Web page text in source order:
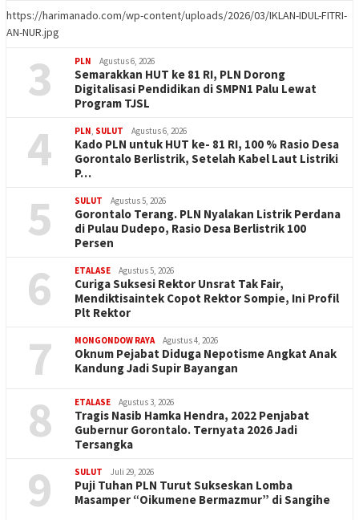
https://harimanado.com/wp-content/uploads/2026/03/IKLAN-IDUL-FITRI-
AN-NUR.jpg
3 PLN Agustus 6, 2026
Semarakkan HUT ke 81 RI, PLN Dorong
Digitalisasi Pendidikan di SMPN1 Palu Lewat
Program TJSL
4 PLN, SULUT Agustus 6, 2026
Kado PLN untuk HUT ke- 81 RI, 100 % Rasio Desa
Gorontalo Berlistrik, Setelah Kabel Laut Listriki
P…
5 SULUT Agustus 5, 2026
Gorontalo Terang. PLN Nyalakan Listrik Perdana
di Pulau Dudepo, Rasio Desa Berlistrik 100
Persen
6 ETALASE Agustus 5, 2026
Curiga Suksesi Rektor Unsrat Tak Fair,
Mendiktisaintek Copot Rektor Sompie, Ini Profil
Plt Rektor
7 MONGONDOW RAYA Agustus 4, 2026
Oknum Pejabat Diduga Nepotisme Angkat Anak
Kandung Jadi Supir Bayangan
8 ETALASE Agustus 3, 2026
Tragis Nasib Hamka Hendra, 2022 Penjabat
Gubernur Gorontalo. Ternyata 2026 Jadi
Tersangka
9 SULUT Juli 29, 2026
Puji Tuhan PLN Turut Sukseskan Lomba
Masamper “Oikumene Bermazmur” di Sangihe